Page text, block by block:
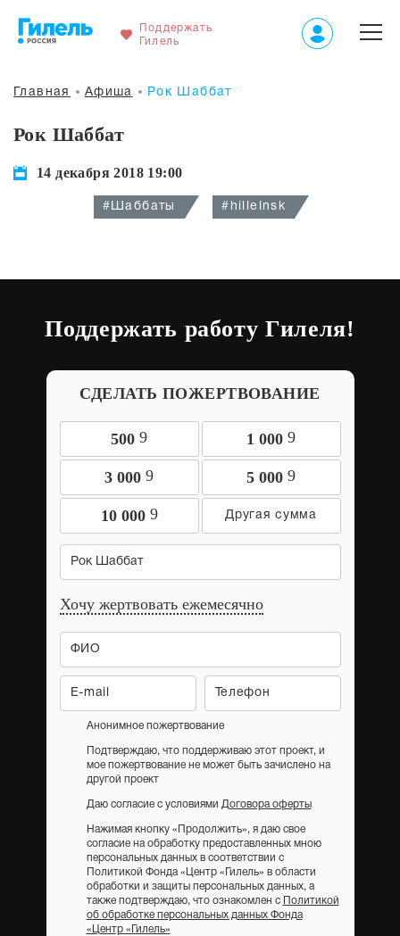
Поддержать
Гилель
Главная Афиша Рок Шаббат
Рок Шаббат
14 декабря 2018 19:00
#Шаббаты #hillelnsk
Поддержать работу Гилеля!
СДЕЛАТЬ ПОЖЕРТВОВАНИЕ
500 9 1 000 9
3 000 9 5 000 9
10 000 9
Рок Шаббат
Хочу жертвовать ежемесячно
Анонимное пожертвование
Подтверждаю, что поддерживаю этот проект, и
мое пожертвование не может быть зачислено на
другой проект
Даю согласие с условиями Договора оферты
Нажимая кнопку «Продолжить», я даю свое
согласие на обработку предоставленных мною
персональных данных в соответствии с
Политикой Фонда «Центр «Гилель» в области
обработки и защиты персональных данных, а
также подтверждаю, что ознакомлен с
Политикой
об обработке персональных данных Фонда
«Центр «Гилель»